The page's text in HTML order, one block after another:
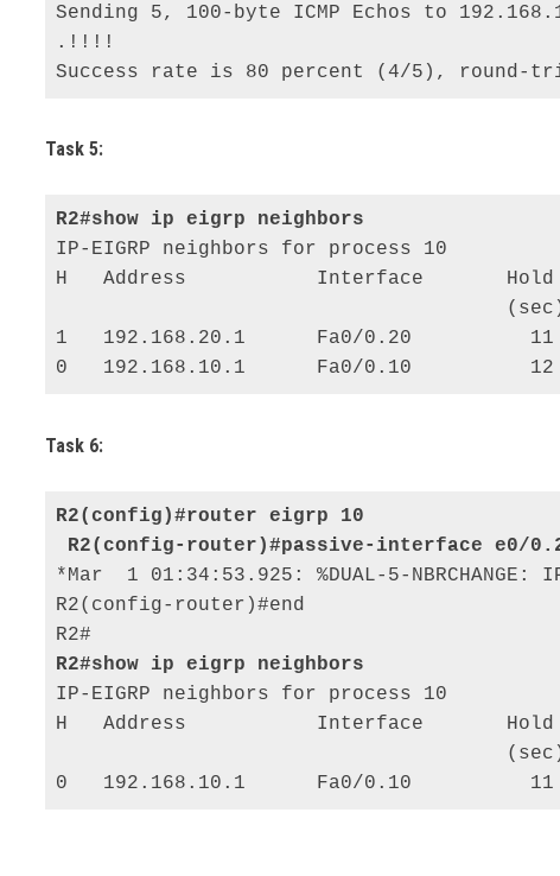
Sending 5, 100-byte ICMP Echos to
.!!!!
Success rate is 80 percent (4/5), round-
Task 5:
IP-EIGRP neighbors for process 10
H   Address           Interface       Hold
1   192.168.20.1      Fa0/0.20
0   192.168.10.1      Fa0/0.10
Task 6:
R2(config)#router eigrp 10
*Mar  1 01:34:53.925: %DUAL-5-
R2(config-router)#end
IP-EIGRP neighbors for process 10
H   Address           Interface       Hold
0   192.168.10.1      Fa0/0.10